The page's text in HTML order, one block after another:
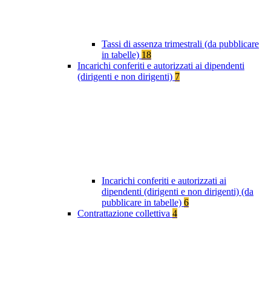
Tassi di assenza trimestrali (da pubblicare
in tabelle) 18
Incarichi conferiti e autorizzati ai dipendenti
(dirigenti e non dirigenti) 7
Incarichi conferiti e autorizzati ai
dipendenti (dirigenti e non dirigenti) (da
pubblicare in tabelle) 6
Contrattazione collettiva 4